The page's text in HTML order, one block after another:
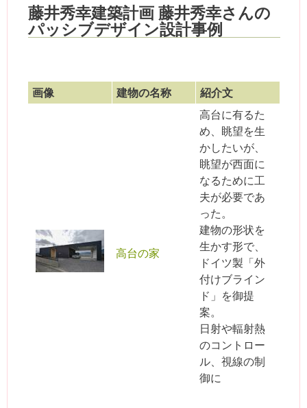
藤井秀幸建築計画 藤井秀幸さんの
パッシブデザイン設計事例
画像 建物の名称 紹介文
高台の家
高台に有るた
め、眺望を生
かしたいが、
眺望が西面に
なるために工
夫が必要であ
った。
建物の形状を
生かす形で、
ドイツ製「外
付けブライン
ド」を御提
案。
日射や輻射熱
のコントロー
ル、視線の制
御に